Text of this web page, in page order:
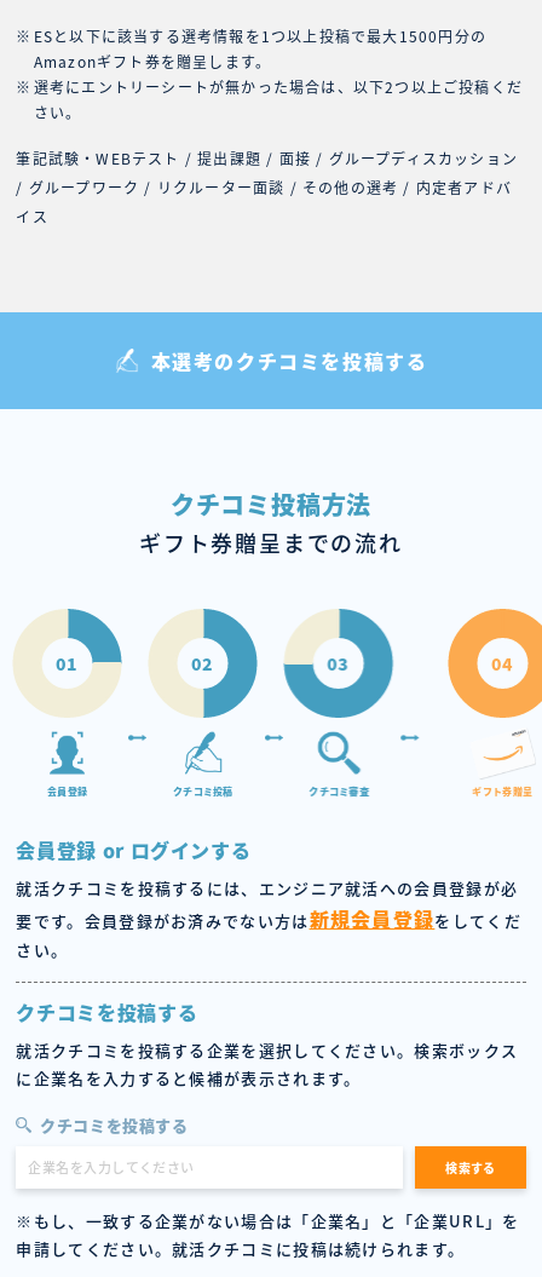
ESと以下に該当する選考情報を1つ以上投稿で最大1500円分の
Amazonギフト券を贈呈します。
選考にエントリーシートが無かった場合は、以下2つ以上ご投稿くだ
さい。
筆記試験・WEBテスト / 提出課題 / 面接 / グループディスカッション
/ グループワーク / リクルーター面談 / その他の選考 / 内定者アドバ
イス
本選考のクチコミを投稿する
クチコミ投稿方法
ギフト券贈呈までの流れ
01
会員登録
02
クチコミ投稿
03
クチコミ審査
04
ギフト券贈呈
会員登録 or ログインする
就活クチコミを投稿するには、エンジニア就活への会員登録が必
要です。会員登録がお済みでない方は新規会員登録をしてくだ
さい。
クチコミを投稿する
就活クチコミを投稿する企業を選択してください。検索ボックス
に企業名を入力すると候補が表示されます。
クチコミを投稿する
企業名を入力してください 検索する
※もし、一致する企業がない場合は「企業名」と「企業URL」を
申請してください。就活クチコミに投稿は続けられます。